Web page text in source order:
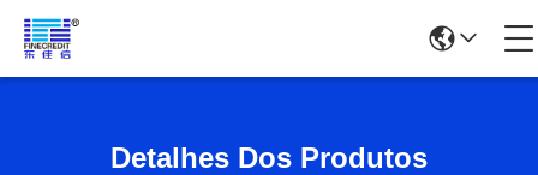
Detalhes Dos Produtos